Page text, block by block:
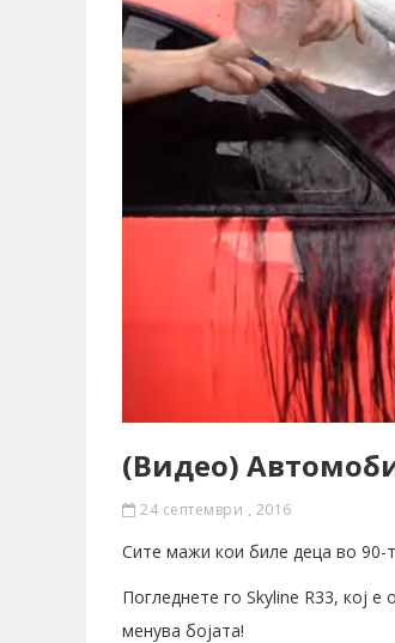
(Видео)
24 септември , 2016
Сите мажи кои биле деца во 90-
Погледнете го Skyline R33, кој
менува бојата!